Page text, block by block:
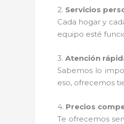
2. Servicios
Cada hogar y
equipo esté
3. Atención
Sabemos lo
eso, ofrecemos
4. Precios
Te ofrecemos